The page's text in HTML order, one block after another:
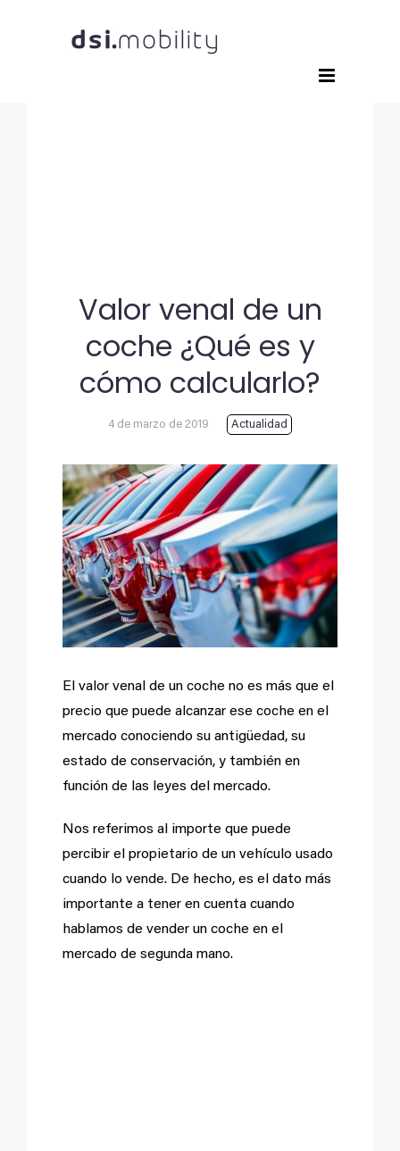
Valor venal de un
coche ¿Qué es y
cómo calcularlo?
4 de marzo de 2019 Actualidad
Ver
imagen
más
grande
El valor venal de un coche no es más que el
precio que puede alcanzar ese coche en el
mercado conociendo su antigüedad, su
estado de conservación, y también en
función de las leyes del mercado.
Nos referimos al importe que puede
percibir el propietario de un vehículo usado
cuando lo vende. De hecho, es el dato más
importante a tener en cuenta cuando
hablamos de vender un coche en el
mercado de segunda mano.